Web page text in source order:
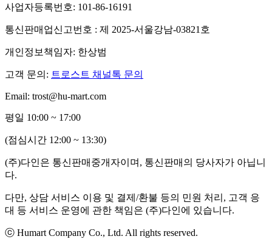
사업자등록번호: 101-86-16191
통신판매업신고번호 : 제 2025-서울강남-03821호
개인정보책임자: 한상범
고객 문의: 트로스트 채널톡 문의
Email: trost@hu-mart.com
평일 10:00 ~ 17:00
(점심시간 12:00 ~ 13:30)
(주)다인은 통신판매중개자이며, 통신판매의 당사자가 아닙니
다.
다만, 상담 서비스 이용 및 결제/환불 등의 민원 처리, 고객 응
대 등 서비스 운영에 관한 책임은 (주)다인에 있습니다.
ⓒ Humart Company Co., Ltd. All rights reserved.